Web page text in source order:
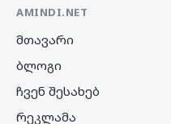
AMINDI.NET
მთავარი
ბლოგი
ჩვენ შესახებ
რეკლამა